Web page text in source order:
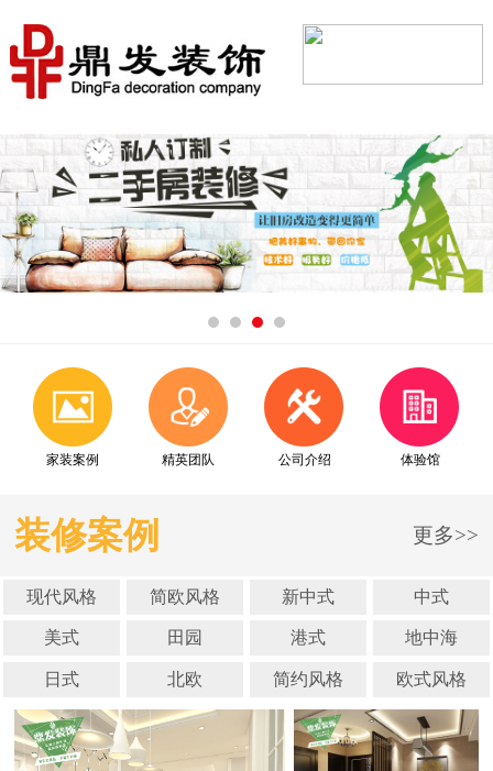
家装案例 精英团队 公司介绍 体验馆
更多>>
装修案例
现代风格 简欧风格 新中式 中式
美式 田园 港式 地中海
日式 北欧 简约风格 欧式风格